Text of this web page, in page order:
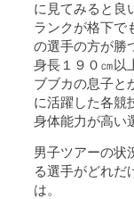
に見てみると良
ランクが格下で
の選手の方が勝
身長１９０㎝以
ブブカの息子と
に活躍した各競
身体能力が高い
男子ツアーの状
る選手がどれだ
は。